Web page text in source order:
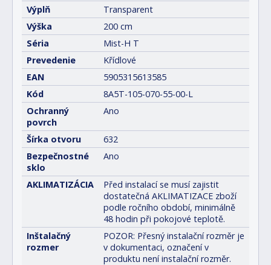
Výplň
Transparent
Výška
200 cm
Séria
Mist-H T
Prevedenie
Křídlové
EAN
5905315613585
Kód
8A5T-105-070-55-00-L
Ochranný
povrch
Ano
Šírka otvoru
632
Bezpečnostné
sklo
Ano
AKLIMATIZÁCIA
Před instalací se musí zajistit
dostatečná AKLIMATIZACE zboží
podle ročního období, minimálně
48 hodin při pokojové teplotě.
Inštalačný
rozmer
POZOR: Přesný instalační rozměr je
v dokumentaci, označení v
produktu není instalační rozměr.